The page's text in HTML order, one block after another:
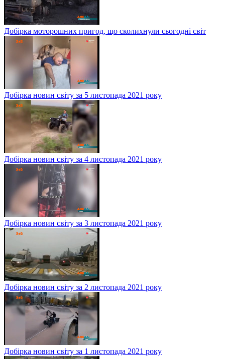
Добірка моторошних пригод, що сколихнули сьогодні світ
Добірка новин світу за 5 листопада 2021 року
Добірка новин світу за 4 листопада 2021 року
Добірка новин світу за 3 листопада 2021 року
Добірка новин світу за 2 листопада 2021 року
Добірка новин світу за 1 листопада 2021 року